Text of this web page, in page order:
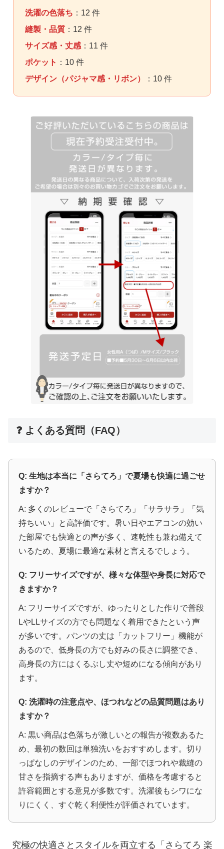
洗濯の色落ち ：12 件
縫製・品質 ：12 件
サイズ感・丈感 ：11 件
ポケット ：10 件
デザイン（パジャマ感・リボン）
：10 件
❓ よくある質問（FAQ）
Q: 生地は本当に「さらてろ」で夏場も快適に過ごせ
ますか？
A: 多くのレビューで「さらてろ」「サラサラ」「気
持ちいい」と高評価です。暑い日やエアコンの効い
た部屋でも快適との声が多く、速乾性も兼ね備えて
いるため、夏場に最適な素材と言えるでしょう。
Q: フリーサイズですが、様々な体型や身長に対応で
きますか？
A: フリーサイズですが、ゆったりとした作りで普段
LやLLサイズの方でも問題なく着用できたという声
が多いです。パンツの丈は「カットフリー」機能が
あるので、低身長の方でも好みの長さに調整でき、
高身長の方にはくるぶし丈や短めになる傾向があり
ます。
Q: 洗濯時の注意点や、ほつれなどの品質問題はあり
ますか？
A: 黒い商品は色落ちが激しいとの報告が複数あるた
め、最初の数回は単独洗いをおすすめします。切り
っぱなしのデザインのため、一部でほつれや裁縫の
甘さを指摘する声もありますが、価格を考慮すると
許容範囲とする意見が多数です。洗濯後もシワにな
りにくく、すぐ乾く利便性が評価されています。
究極の快適さとスタイルを両立する「さらてろ 楽